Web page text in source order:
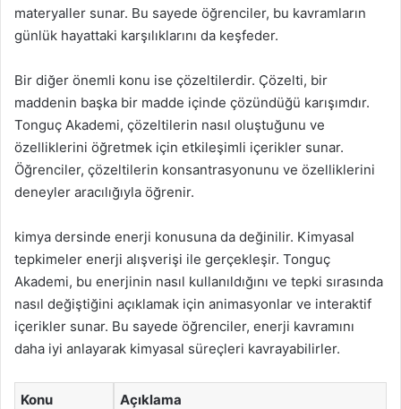
materyaller sunar. Bu sayede öğrenciler, bu kavramların
günlük hayattaki karşılıklarını da keşfeder.
Bir diğer önemli konu ise çözeltilerdir. Çözelti, bir
maddenin başka bir madde içinde çözündüğü karışımdır.
Tonguç Akademi, çözeltilerin nasıl oluştuğunu ve
özelliklerini öğretmek için etkileşimli içerikler sunar.
Öğrenciler, çözeltilerin konsantrasyonunu ve özelliklerini
deneyler aracılığıyla öğrenir.
kimya dersinde enerji konusuna da değinilir. Kimyasal
tepkimeler enerji alışverişi ile gerçekleşir. Tonguç
Akademi, bu enerjinin nasıl kullanıldığını ve tepki sırasında
nasıl değiştiğini açıklamak için animasyonlar ve interaktif
içerikler sunar. Bu sayede öğrenciler, enerji kavramını
daha iyi anlayarak kimyasal süreçleri kavrayabilirler.
Konu Açıklama